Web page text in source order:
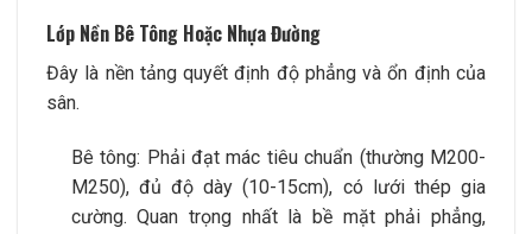
Lớp Nền Bê Tông Hoặc Nhựa Đường
Đây là nền tảng quyết định độ phẳng và ổn định của
sân.
Bê tông: Phải đạt mác tiêu chuẩn (thường M200-
M250), đủ độ dày (10-15cm), có lưới thép gia
cường. Quan trọng nhất là bề mặt phải phẳng,